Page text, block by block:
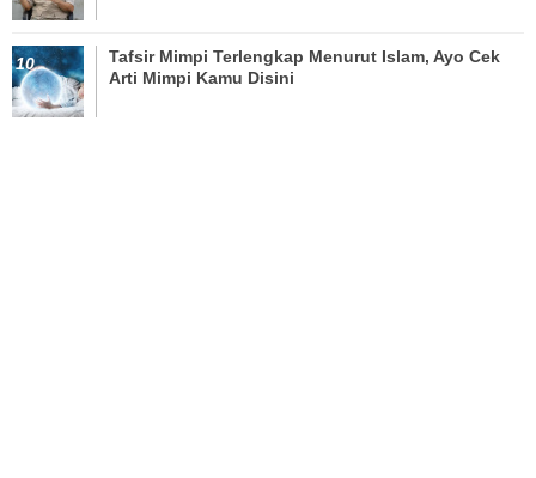
Tafsir Mimpi Terlengkap Menurut Islam, Ayo Cek
Arti Mimpi Kamu Disini